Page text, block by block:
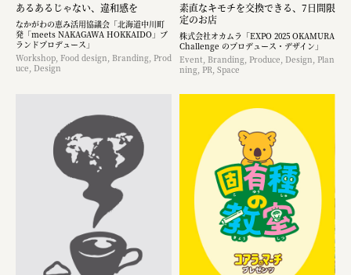
あるあるじゃない、違和感を
なかがわの恵み活用協議会「北海道中川町
発「meets NAKAGAWA HOKKAIDO」ブ
ランドプロデュース」
Workshop, Food design, Branding, Prod
uce, Design
素直なキモチを交換できる、7日間限
定のお店
株式会社オカムラ「EXPO 2025 OKAMURA
Challenge のプロデュース・デザイン」
Event, Branding, Produce, Design, Plan
ning, PR, Space